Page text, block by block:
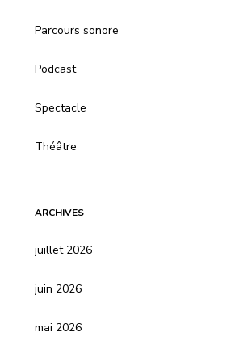
Parcours sonore
Podcast
Spectacle
Théâtre
ARCHIVES
juillet 2026
juin 2026
mai 2026